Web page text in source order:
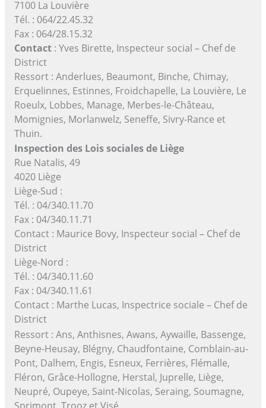
7100 La Louvière
Tél. : 064/22.45.32
Fax : 064/28.15.32
Contact: Yves Birette, Inspecteur social – Chef de
District
Ressort : Anderlues, Beaumont, Binche, Chimay,
Erquelinnes, Estinnes, Froidchapelle, La Louvière, Le
Roeulx, Lobbes, Manage, Merbes-le-Château,
Momignies, Morlanwelz, Seneffe, Sivry-Rance et
Thuin.
Inspection des Lois sociales de Liège
Rue Natalis, 49
4020 Liège
Liège-Sud :
Tél. : 04/340.11.70
Fax : 04/340.11.71
Contact : Maurice Bovy, Inspecteur social – Chef de
District
Liège-Nord :
Tél. : 04/340.11.60
Fax : 04/340.11.61
Contact : Marthe Lucas, Inspectrice sociale – Chef de
District
Ressort : Ans, Anthisnes, Awans, Aywaille, Bassenge,
Beyne-Heusay, Blégny, Chaudfontaine, Comblain-au-
Pont, Dalhem, Engis, Esneux, Ferrières, Flémalle,
Fléron, Grâce-Hollogne, Herstal, Juprelle, Liège,
Neupré, Oupeye, Saint-Nicolas, Seraing, Soumagne,